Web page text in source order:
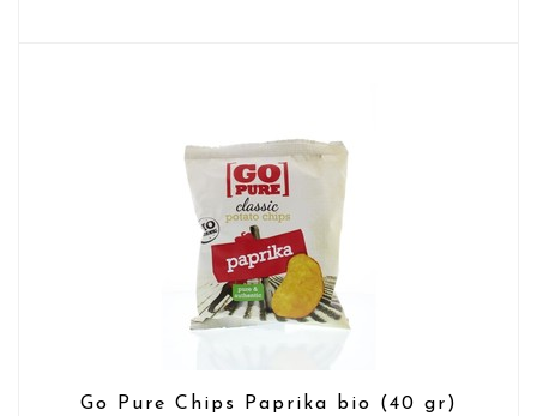
Go Pure Chips Paprika bio (40 gr)